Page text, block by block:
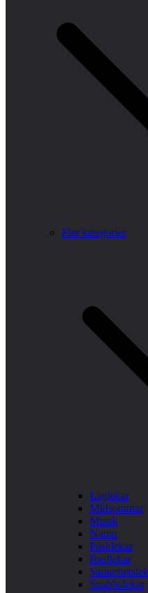
Fler kategorier
Laglekar
Midsommar
Musik
Namn
Påsklekar
Rastlekar
Snabbalekar